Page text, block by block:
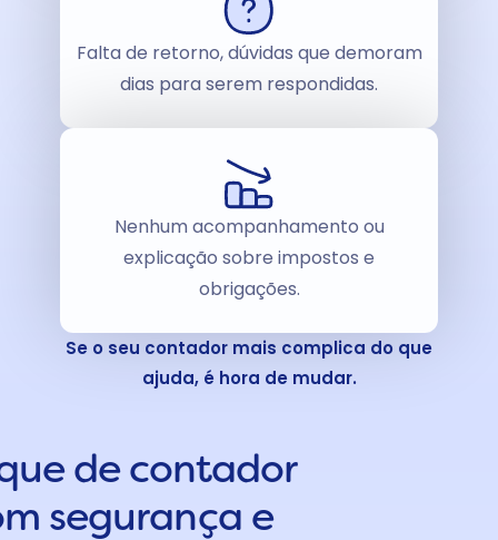
Falta de retorno, dúvidas que demoram
dias para serem respondidas.
Nenhum acompanhamento ou
explicação sobre impostos e
obrigações.
Se o seu contador mais complica do que
ajuda, é hora de mudar.
de contador
segurança e